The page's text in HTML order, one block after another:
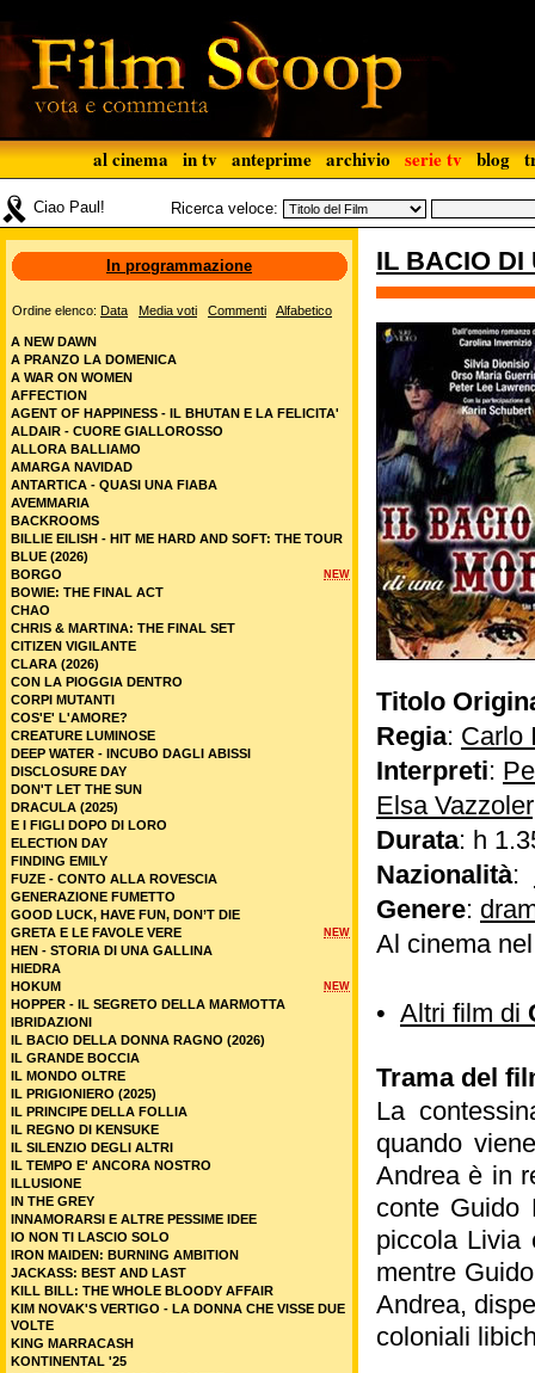
al cinema in tv anteprime archivio serie tv blog
Ciao Paul! Ricerca veloce:
IL BACIO DI
Titolo
Regia: Carlo
Interpreti:
Elsa Vazzoler
Durata: h
Nazionalità:
Genere:
Al cinema
• Altri film di
Trama del
La
quando
Andrea è in
conte Guido
piccola Livia
mentre
Andrea,
coloniali
In programmazione
Ordine elenco: Data Media voti Commenti Alfabetico
A NEW DAWN
A PRANZO LA DOMENICA
A WAR ON WOMEN
AFFECTION
AGENT OF HAPPINESS - IL BHUTAN E LA FELICITA'
ALDAIR - CUORE GIALLOROSSO
ALLORA BALLIAMO
AMARGA NAVIDAD
ANTARTICA - QUASI UNA FIABA
AVEMMARIA
BACKROOMS
BILLIE EILISH - HIT ME HARD AND SOFT: THE TOUR
BLUE (2026)
NEW
BORGO
BOWIE: THE FINAL ACT
CHAO
CHRIS & MARTINA: THE FINAL SET
CITIZEN VIGILANTE
CLARA (2026)
CON LA PIOGGIA DENTRO
CORPI MUTANTI
COS'E' L'AMORE?
CREATURE LUMINOSE
DEEP WATER - INCUBO DAGLI ABISSI
DISCLOSURE DAY
DON'T LET THE SUN
DRACULA (2025)
E I FIGLI DOPO DI LORO
ELECTION DAY
FINDING EMILY
FUZE - CONTO ALLA ROVESCIA
GENERAZIONE FUMETTO
GOOD LUCK, HAVE FUN, DON’T DIE
NEW
GRETA E LE FAVOLE VERE
HEN - STORIA DI UNA GALLINA
HIEDRA
NEW
HOKUM
HOPPER - IL SEGRETO DELLA MARMOTTA
IBRIDAZIONI
IL BACIO DELLA DONNA RAGNO (2026)
IL GRANDE BOCCIA
IL MONDO OLTRE
IL PRIGIONIERO (2025)
IL PRINCIPE DELLA FOLLIA
IL REGNO DI KENSUKE
IL SILENZIO DEGLI ALTRI
IL TEMPO E' ANCORA NOSTRO
ILLUSIONE
IN THE GREY
INNAMORARSI E ALTRE PESSIME IDEE
IO NON TI LASCIO SOLO
IRON MAIDEN: BURNING AMBITION
JACKASS: BEST AND LAST
KILL BILL: THE WHOLE BLOODY AFFAIR
KIM NOVAK'S VERTIGO - LA DONNA CHE VISSE DUE
VOLTE
KING MARRACASH
KONTINENTAL '25